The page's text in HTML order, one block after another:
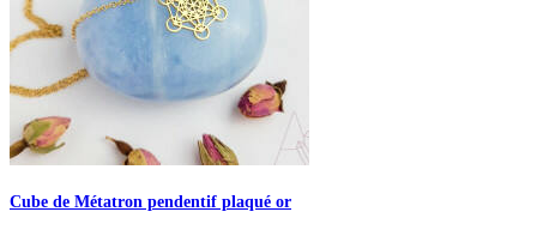
Cube de Métatron pendentif plaqué or